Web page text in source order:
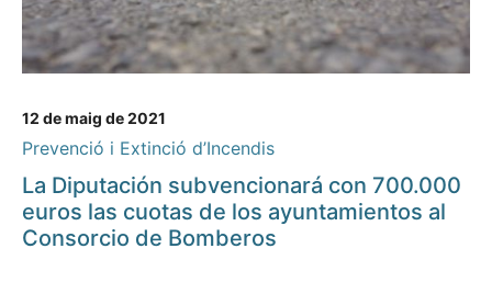
12 de maig de 2021
Prevenció i Extinció d’Incendis
La Diputación subvencionará con 700.000
euros las cuotas de los ayuntamientos al
Consorcio de Bomberos